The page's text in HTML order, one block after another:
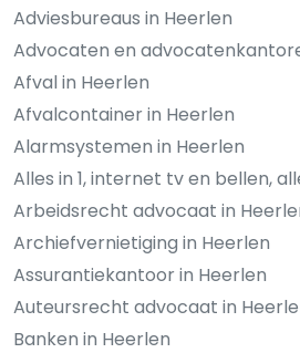
Adviesbureaus in Heerlen
Advocaten en
Afval in Heerlen
Afvalcontainer in Heerlen
Alarmsystemen in Heerlen
Alles in 1, internet tv en bellen,
Arbeidsrecht advocaat in
Archiefvernietiging in Heerlen
Assurantiekantoor in Heerlen
Auteursrecht advocaat in
Banken in Heerlen